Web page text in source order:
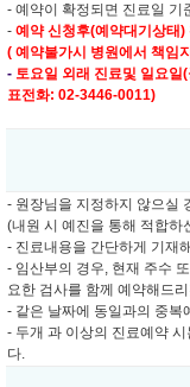
- 예약이 확정되면 진료일 기
- 예약 신청후(예약대기상태
( 예약불가시 병원에서 책임
- 토요일 외래 진료및 일요일
표전화: 02-3446-0011)
- 원장님을 지정하지 않으실
(내원 시 예진을 통해 적합하
- 진료내용을 간단하게 기재
- 임산부의 경우, 현재 주수
요한 검사를 함께 예약해드
- 같은 날짜에 동일과의 중복
- 두개 과 이상의 진료예약
다.